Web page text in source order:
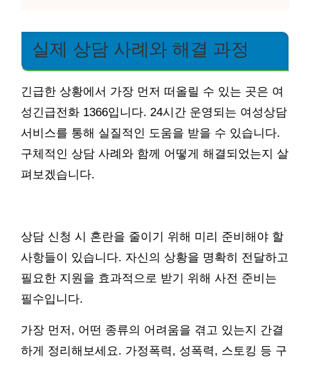
실제 상담 사례와 해결 과정
긴급한 상황에서 가장 먼저 떠올릴 수 있는 곳은 여
성긴급전화 1366입니다. 24시간 운영되는 여성상담
서비스를 통해 실질적인 도움을 받을 수 있습니다.
구체적인 상담 사례와 함께 어떻게 해결되었는지 살
펴보겠습니다.
상담 신청 시 혼란을 줄이기 위해 미리 준비해야 할
사항들이 있습니다. 자신의 상황을 명확히 전달하고
필요한 지원을 효과적으로 받기 위해 사전 준비는
필수입니다.
가장 먼저, 어떤 종류의 어려움을 겪고 있는지 간결
하게 정리해보세요. 가정폭력, 성폭력, 스토킹 등 구